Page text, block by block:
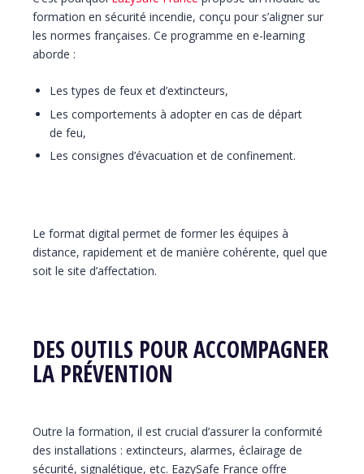
formation en sécurité incendie, conçu pour s’aligner sur
les normes françaises. Ce programme en e-learning
aborde :
Les types de feux et d’extincteurs,
Les comportements à adopter en cas de départ
de feu,
Les consignes d’évacuation et de confinement.
Le format digital permet de former les équipes à
distance, rapidement et de manière cohérente, quel que
soit le site d’affectation.
DES OUTILS POUR ACCOMPAGNER
LA PRÉVENTION
Outre la formation, il est crucial d’assurer la conformité
des installations : extincteurs, alarmes, éclairage de
sécurité, signalétique, etc. EazySafe France offre